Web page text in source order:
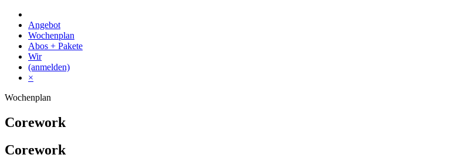
Skip
content
Angebot
Wochenplan
Abos + Pakete
Wir
(anmelden)
×
Wochenplan
Corework
Corework